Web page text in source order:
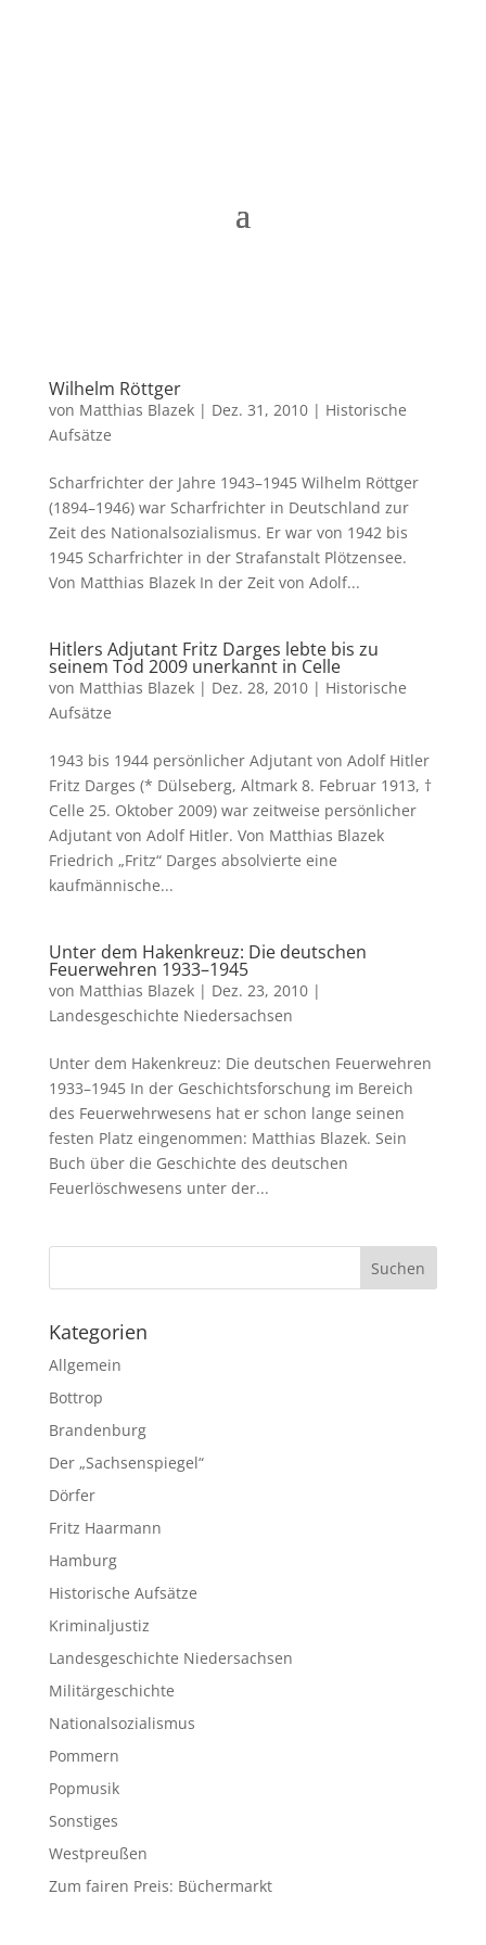
Wilhelm Röttger
von Matthias Blazek| Dez. 31, 2010| Historische
Aufsätze
Scharfrichter der Jahre 1943–1945 Wilhelm Röttger
(1894–1946) war Scharfrichter in Deutschland zur
Zeit des Nationalsozialismus. Er war von 1942 bis
1945 Scharfrichter in der Strafanstalt Plötzensee.
Von Matthias Blazek In der Zeit von Adolf...
Hitlers Adjutant Fritz Darges lebte bis zu
seinem Tod 2009 unerkannt in Celle
von Matthias Blazek| Dez. 28, 2010| Historische
Aufsätze
1943 bis 1944 persönlicher Adjutant von Adolf Hitler
Fritz Darges (* Dülseberg, Altmark 8. Februar 1913, †
Celle 25. Oktober 2009) war zeitweise persönlicher
Adjutant von Adolf Hitler. Von Matthias Blazek
Friedrich „Fritz“ Darges absolvierte eine
kaufmännische...
Unter dem Hakenkreuz: Die deutschen
Feuerwehren 1933–1945
von Matthias Blazek| Dez. 23, 2010|
Landesgeschichte Niedersachsen
Unter dem Hakenkreuz: Die deutschen Feuerwehren
1933–1945 In der Geschichtsforschung im Bereich
des Feuerwehrwesens hat er schon lange seinen
festen Platz eingenommen: Matthias Blazek. Sein
Buch über die Geschichte des deutschen
Feuerlöschwesens unter der...
Kategorien
Allgemein
Bottrop
Brandenburg
Der „Sachsenspiegel“
Dörfer
Fritz Haarmann
Hamburg
Historische Aufsätze
Kriminaljustiz
Landesgeschichte Niedersachsen
Militärgeschichte
Nationalsozialismus
Pommern
Popmusik
Sonstiges
Westpreußen
Zum fairen Preis: Büchermarkt